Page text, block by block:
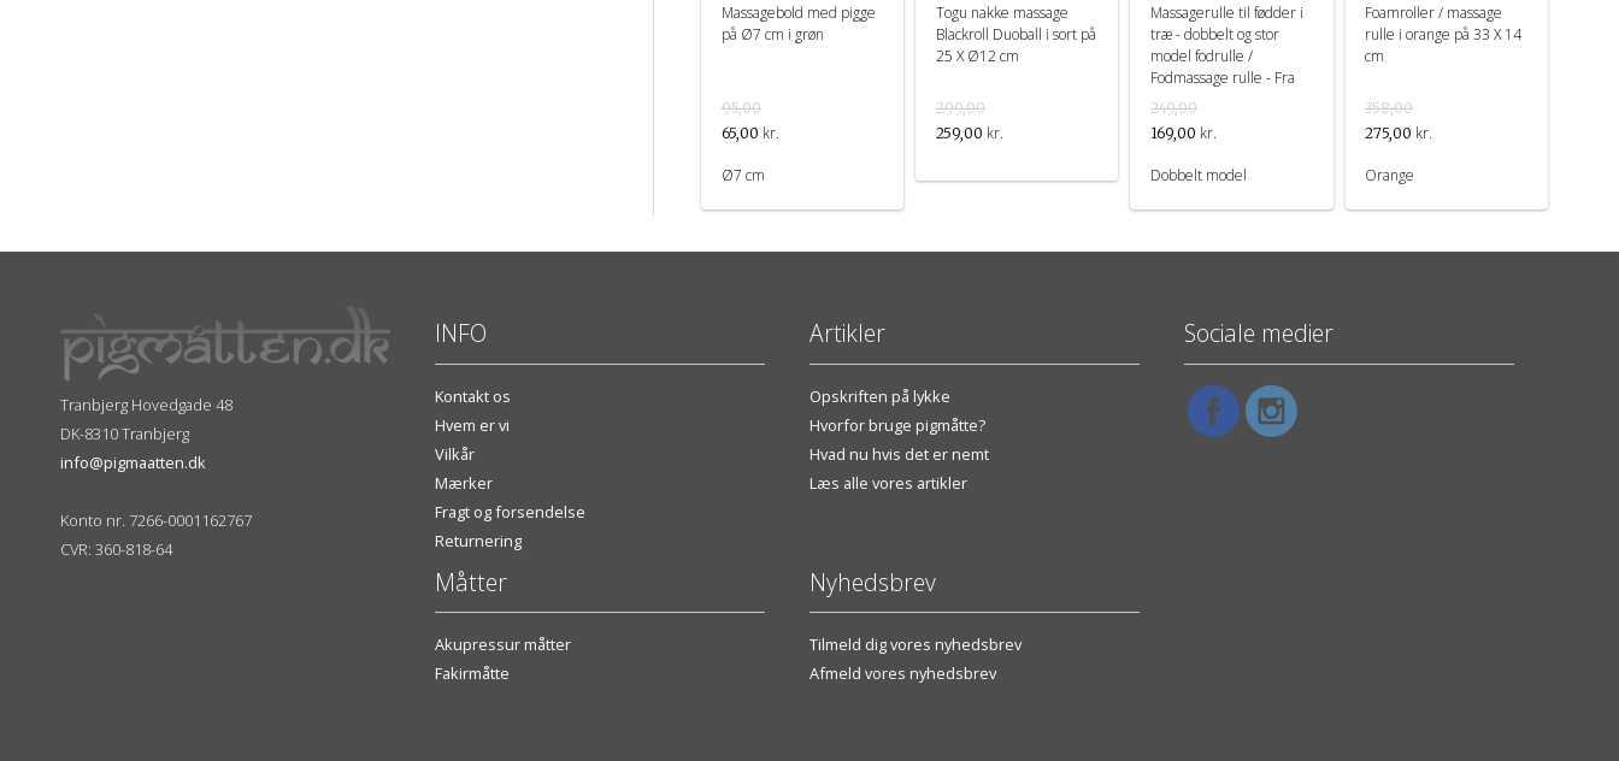
Massagebold med pigge
på Ø7 cm i grøn
95,00
65,00 kr.
Ø7 cm
Togu nakke massage
Blackroll Duoball i sort på
25 X Ø12 cm
299,00
259,00 kr.
Massagerulle til fødder i
træ - dobbelt og stor
model fodrulle /
Fodmassage rulle - Fra
Croll & Denecke
249,00
169,00 kr.
Dobbelt model
Foamroller / massage
rulle i orange på 33 X 14
cm
358,00
275,00 kr.
Orange
Tranbjerg Hovedgade 48
DK-8310 Tranbjerg
info@pigmaatten.dk
Konto nr. 7266-0001162767
CVR: 360-818-64
INFO
Kontakt os
Hvem er vi
Vilkår
Mærker
Fragt og forsendelse
Returnering
Måtter
Akupressur måtter
Fakirmåtte
Artikler
Opskriften på lykke
Hvorfor bruge pigmåtte?
Hvad nu hvis det er nemt
Læs alle vores artikler
Nyhedsbrev
Tilmeld dig vores nyhedsbrev
Afmeld vores nyhedsbrev
Sociale medier